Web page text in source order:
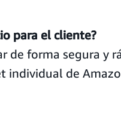
para el cliente?
de forma segura y
individual de